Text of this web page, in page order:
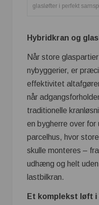
glasløfter i perfekt samspil
Hybridkran og
Når store
nybyggerier, er
effektivitet
når
traditionelle
en bygherre over
parcelhus, hvor
skulle monteres –
udhæng og helt
lastbilkran.
Et komplekst løft i